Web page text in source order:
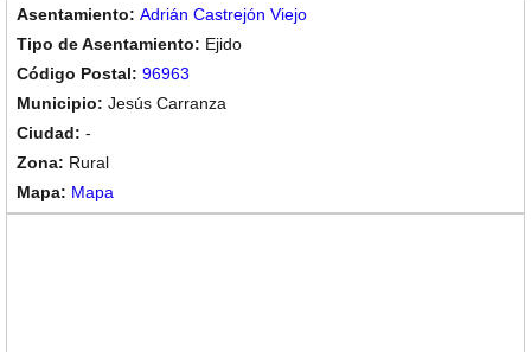
Adrián Castrejón Viejo
Ejido
96963
Jesús Carranza
-
Rural
Mapa